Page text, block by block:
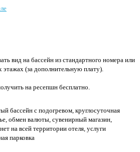
вид на бассейн из стандартного номера или
(за дополнительную плату).
на ресепшн бесплатно.
бассейн с подогревом, круглосуточная
обмен валюты, сувенирный магазин,
на всей территории отеля, услуги
парковка